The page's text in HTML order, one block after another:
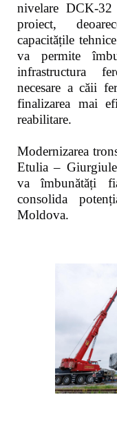
nivelare DCK-
proiect,
capacitățile
va permite
infrastructura
necesare a căii
finalizarea mai
reabilitare.
Modernizarea
Etulia –
va îmbunătăți
consolida
Moldova.